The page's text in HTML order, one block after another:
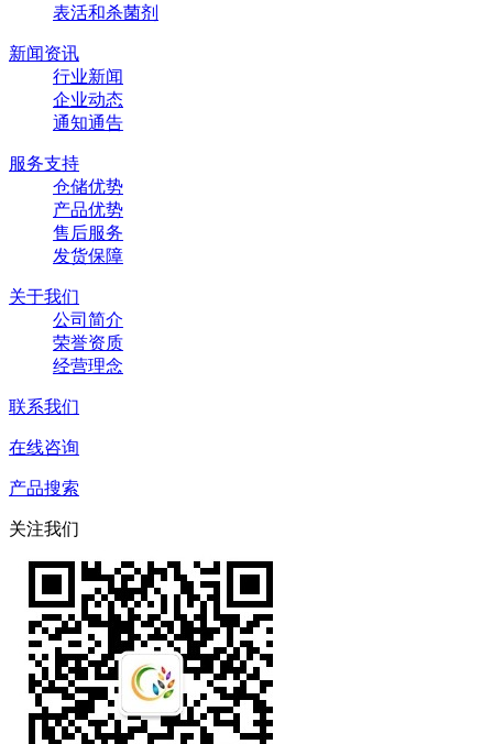
表活和杀菌剂
新闻资讯
行业新闻
企业动态
通知通告
服务支持
仓储优势
产品优势
售后服务
发货保障
关于我们
公司简介
荣誉资质
经营理念
联系我们
在线咨询
产品搜索
关注我们